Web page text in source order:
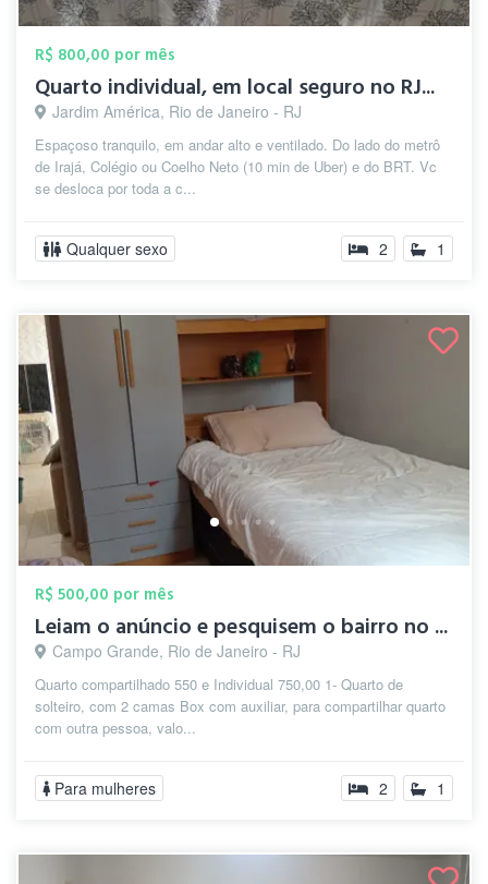
R$ 800,00 por mês
Quarto individual, em local seguro no RJ...
Jardim América, Rio de Janeiro - RJ
Espaçoso tranquilo, em andar alto e ventilado. Do lado do metrô
de Irajá, Colégio ou Coelho Neto (10 min de Uber) e do BRT. Vc
se desloca por toda a c...
Qualquer sexo 2 1
R$ 500,00 por mês
Leiam o anúncio e pesquisem o bairro no ...
Campo Grande, Rio de Janeiro - RJ
Quarto compartilhado 550 e Individual 750,00 1- Quarto de
solteiro, com 2 camas Box com auxiliar, para compartilhar quarto
com outra pessoa, valo...
Para mulheres 2 1